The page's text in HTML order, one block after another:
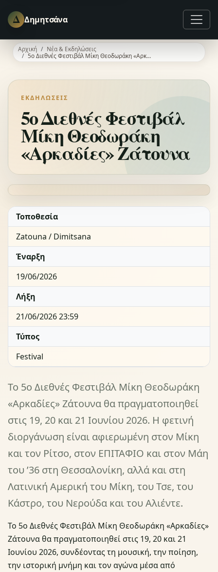
Δ Δημητσάνα
Αρχική
Νέα & Εκδηλώσεις
5ο Διεθνές Φεστιβάλ Μίκη Θεοδωράκη «Αρκαδίες» Ζάτουνα
ΕΚΔΗΛΏΣΕΙΣ
5ο Διεθνές Φεστιβάλ
Μίκη Θεοδωράκη
«Αρκαδίες» Ζάτουνα
Τοποθεσία
Zatouna / Dimitsana
Έναρξη
19/06/2026
Λήξη
21/06/2026 23:59
Τύπος
Festival
Το 5ο Διεθνές Φεστιβάλ Μίκη Θεοδωράκη
«Αρκαδίες» Ζάτουνα θα πραγματοποιηθεί
στις 19, 20 και 21 Ιουνίου 2026. Η φετινή
διοργάνωση είναι αφιερωμένη στον Μίκη
και τον Ρίτσο, στον ΕΠΙΤΑΦΙΟ και στον Μάη
του ’36 στη Θεσσαλονίκη, αλλά και στη
Λατινική Αμερική του Μίκη, του Τσε, του
Κάστρο, του Νερούδα και του Αλιέντε.
Το 5ο Διεθνές Φεστιβάλ Μίκη Θεοδωράκη «Αρκαδίες»
Ζάτουνα θα πραγματοποιηθεί στις 19, 20 και 21
Ιουνίου 2026, συνδέοντας τη μουσική, την ποίηση,
την ιστορική μνήμη και τον αγώνα μέσα από